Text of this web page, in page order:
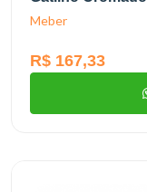
Meber
R$ 167,33